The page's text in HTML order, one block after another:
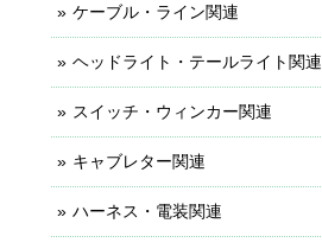
ケーブル・ライン関連
ヘッドライト・テールライト関連
スイッチ・ウィンカー関連
キャブレター関連
ハーネス・電装関連